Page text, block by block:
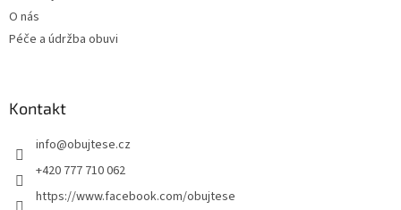
O nás
Péče a údržba obuvi
Kontakt
info@obujtese.cz
+420 777 710 062
https://www.facebook.com/obujtese